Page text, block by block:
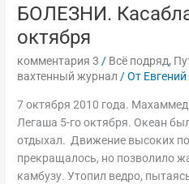
БОЛЕЗНИ.
октября
комментария 3 / Всё подряд,
вахтенный журнал / От
7 октября 2010 года.
Легаша 5-го октября. Океан
отдыхал. Движение высоких
прекращалось, но позволило
камбузу. Утопил ведро,
Матонин.
АПОЛОГИЯ
МОРСКОЙ
БОЛЕЗНИ.
Касабланка,
7
октября